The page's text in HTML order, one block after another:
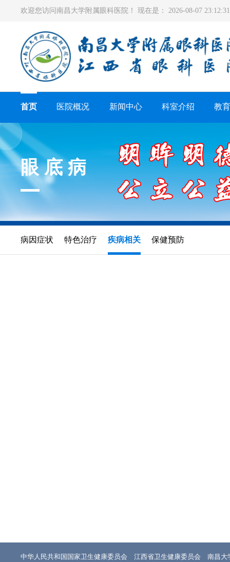
欢迎您访问南昌大学附属眼科医院！ 现在是： 2026-08-07
首页 医院概况 新闻中心 科室介绍 教
眼底病
病因症状 特色治疗 疾病相关 保健预防
中华人民共和国国家卫生健康委员会 江西省卫生健康委员会 南昌大